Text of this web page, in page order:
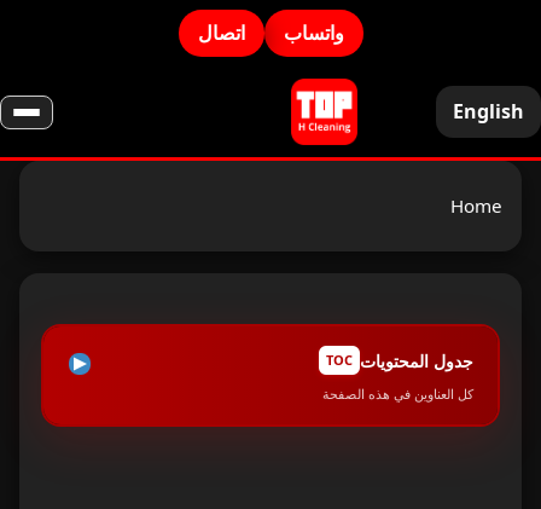
واتساب اتصال
English
Home
جدول المحتويات TOC
كل العناوين في هذه الصفحة